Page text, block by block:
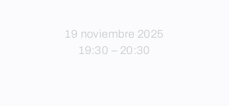
19 noviembre 2025
19:30 – 20:30